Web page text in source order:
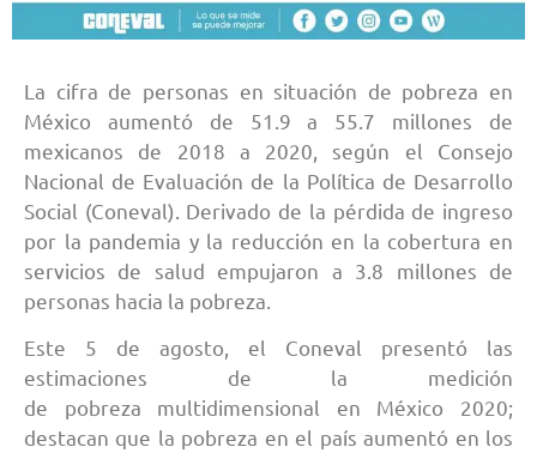
La cifra de personas en situación de pobreza en
México aumentó de 51.9 a 55.7 millones de
mexicanos de 2018 a 2020, según el Consejo
Nacional de Evaluación de la Política de Desarrollo
Social (Coneval). Derivado de la pérdida de ingreso
por la pandemia y la reducción en la cobertura en
servicios de salud empujaron a 3.8 millones de
personas hacia la pobreza.
Este 5 de agosto, el Coneval presentó las
estimaciones de la medición
de pobreza multidimensional en México 2020;
destacan que la pobreza en el país aumentó en los